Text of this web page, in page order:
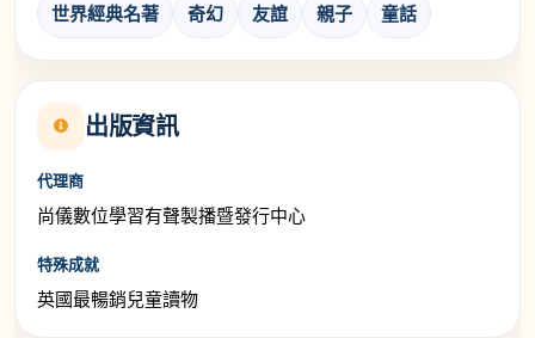
世界經典名著 奇幻 友誼 親子 童話
出版資訊
代理商
尚儀數位學習有聲製播暨發行中心
特殊成就
英國最暢銷兒童讀物